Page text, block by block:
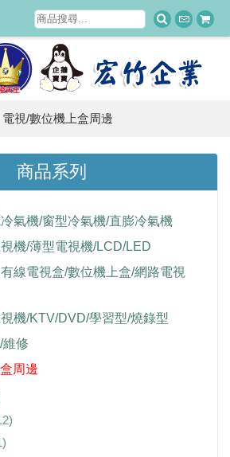
電視/數位機上盒周邊
商品系列
氣機/窗型冷氣機/直膨冷氣機
機/薄型電視機/LCD/LED
線電視盒/數位機上盒/網路電視
機/KTV/DVD/學習型/燒錄型
維修
周邊